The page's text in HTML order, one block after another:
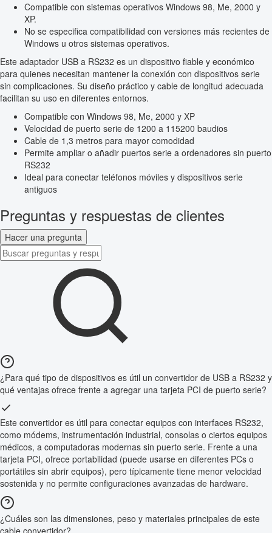
Compatible con sistemas operativos Windows 98, Me, 2000 y
XP.
No se especifica compatibilidad con versiones más recientes de
Windows u otros sistemas operativos.
Este adaptador USB a RS232 es un dispositivo fiable y económico
para quienes necesitan mantener la conexión con dispositivos serie
sin complicaciones. Su diseño práctico y cable de longitud adecuada
facilitan su uso en diferentes entornos.
Compatible con Windows 98, Me, 2000 y XP
Velocidad de puerto serie de 1200 a 115200 baudios
Cable de 1,3 metros para mayor comodidad
Permite ampliar o añadir puertos serie a ordenadores sin puerto
RS232
Ideal para conectar teléfonos móviles y dispositivos serie
antiguos
Preguntas y respuestas de clientes
Hacer una pregunta
¿Para qué tipo de dispositivos es útil un convertidor de USB a RS232 y
qué ventajas ofrece frente a agregar una tarjeta PCI de puerto serie?
Este convertidor es útil para conectar equipos con interfaces RS232,
como módems, instrumentación industrial, consolas o ciertos equipos
médicos, a computadoras modernas sin puerto serie. Frente a una
tarjeta PCI, ofrece portabilidad (puede usarse en diferentes PCs o
portátiles sin abrir equipos), pero típicamente tiene menor velocidad
sostenida y no permite configuraciones avanzadas de hardware.
¿Cuáles son las dimensiones, peso y materiales principales de este